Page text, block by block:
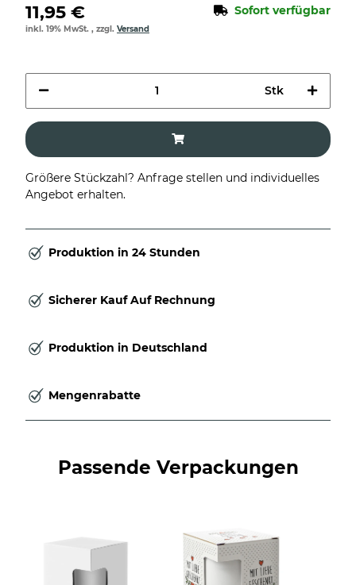
11,95 € Sofort verfügbar
inkl. 19% MwSt. , zzgl. Versand
Stk
Größere Stückzahl? Anfrage stellen und individuelles
Angebot erhalten.
Produktion in 24 Stunden
Sicherer Kauf Auf Rechnung
Produktion in Deutschland
Mengenrabatte
Passende Verpackungen